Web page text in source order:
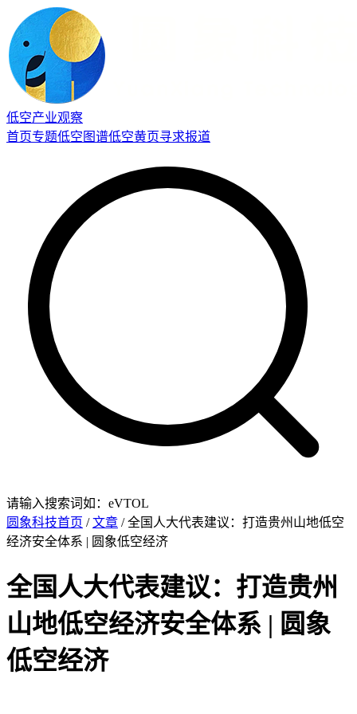
低空产业观察
首页专题低空图谱低空黄页寻求报道
请输入搜索词如：eVTOL
圆象科技首页 /文章 / 全国人大代表建议：打造贵州山地低空
经济安全体系 | 圆象低空经济
全国人大代表建议：打造贵州
山地低空经济安全体系 | 圆象
低空经济